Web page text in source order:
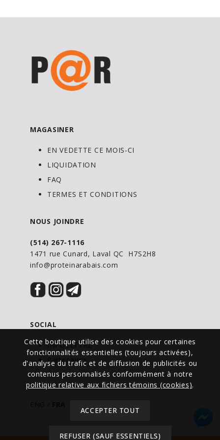
Cette boutique utilise des cookies pour certaines
fonctionnalités essentielles (toujours activées),
d'analyse du trafic et de diffusion de publicités ou
contenus personnalisés conformément à notre
politique relative aux fichiers témoins (cookies).
ACCEPTER TOUT
REFUSER (SAUF ESSENTIELS)
MAGASINER
EN VEDETTE CE MOIS-CI
LIQUIDATION
FAQ
TERMES ET CONDITIONS
NOUS JOINDRE
(514) 267-1116
1471 rue Cunard, Laval QC H7S2H8
info@proteinarabais.com
SOCIAL
INFOLETTRE
Partenaires
Événements